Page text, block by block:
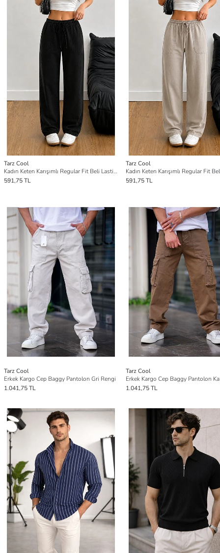
Tarz Cool
Kadın Keten Karışımlı Regular Fit Beli Lastikli Bağcıklı Yüksek Bel Günlük Pantolon
591,75 TL
Tarz Cool
591,75 TL
Tarz Cool
Erkek Kargo Cep Baggy Pantolon Gri Rengi
1.041,75 TL
Tarz Cool
1.041,75 TL